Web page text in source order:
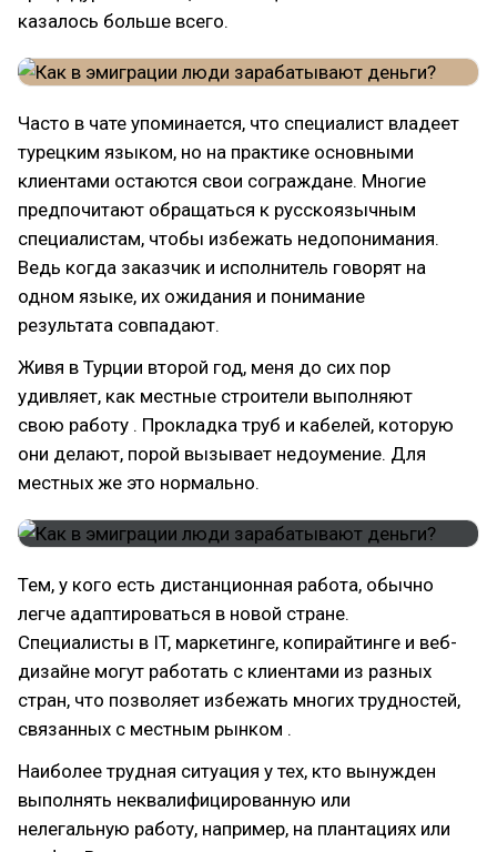
казалось больше всего.
Часто в чате упоминается, что специалист владеет
турецким языком, но на практике основными
клиентами остаются свои сограждане. Многие
предпочитают обращаться к русскоязычным
специалистам, чтобы избежать недопонимания.
Ведь когда заказчик и исполнитель говорят на
одном языке, их ожидания и понимание
результата совпадают.
Живя в Турции второй год, меня до сих пор
удивляет, как местные строители выполняют
свою работу . Прокладка труб и кабелей, которую
они делают, порой вызывает недоумение. Для
местных же это нормально.
Тем, у кого есть дистанционная работа, обычно
легче адаптироваться в новой стране.
Специалисты в IT, маркетинге, копирайтинге и веб-
дизайне могут работать с клиентами из разных
стран, что позволяет избежать многих трудностей,
связанных с местным рынком .
Наиболее трудная ситуация у тех, кто вынужден
выполнять неквалифицированную или
нелегальную работу, например, на плантациях или